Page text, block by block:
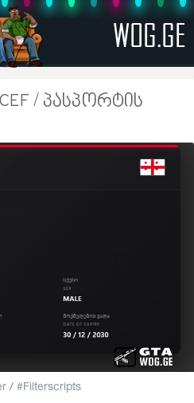
WOG.GE
CEF / პასპორტის
/
Filterscripts